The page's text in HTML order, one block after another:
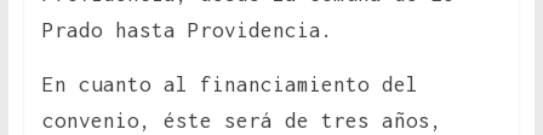
Prado hasta Providencia.
En cuanto al financiamiento del
convenio, éste será de tres años,